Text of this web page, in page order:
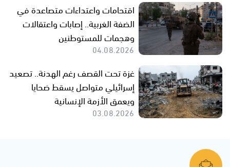
اقتحامات واعتداءات متصاعدة في
الضفة الغربية.. إصابات واعتقالات
وهجمات للمستوطنين
04.08.2026
غزة تحت القصف رغم الهدنة.. تصعيد
إسرائيلي متواصل يسقط ضحايا
ويعمق الأزمة الإنسانية
03.08.2026